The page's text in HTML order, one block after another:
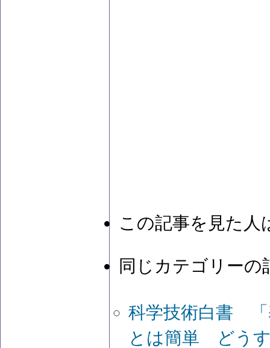
この記事を見た人
同じカテゴリーの
科学技術白書
とは簡単 どう